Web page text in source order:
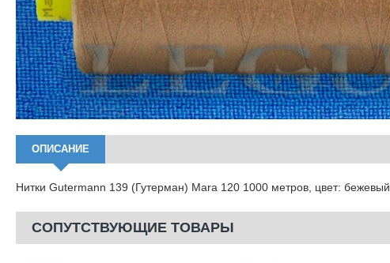
ОПИСАНИЕ
Нитки Gutermann 139 (Гутерман) Mara 120 1000 метров, цвет: бежевый
СОПУТСТВУЮЩИЕ ТОВАРЫ